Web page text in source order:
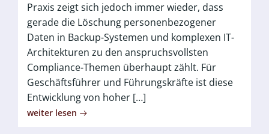
Praxis zeigt sich jedoch immer wieder, dass
gerade die Löschung personenbezogener
Daten in Backup-Systemen und komplexen IT-
Architekturen zu den anspruchsvollsten
Compliance-Themen überhaupt zählt. Für
Geschäftsführer und Führungskräfte ist diese
Entwicklung von hoher […]
weiter lesen